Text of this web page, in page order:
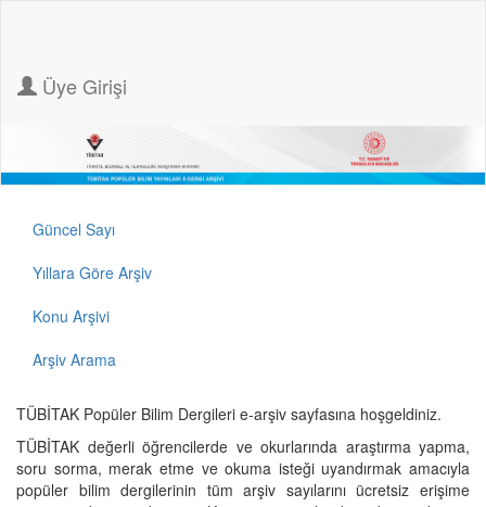
Üye Girişi
Güncel Sayı
Yıllara Göre Arşiv
Konu Arşivi
Arşiv Arama
TÜBİTAK Popüler Bilim Dergileri e-arşiv sayfasına hoşgeldiniz.
TÜBİTAK değerli öğrencilerde ve okurlarında araştırma yapma,
soru sorma, merak etme ve okuma isteği uyandırmak amacıyla
popüler bilim dergilerinin tüm arşiv sayılarını ücretsiz erişime